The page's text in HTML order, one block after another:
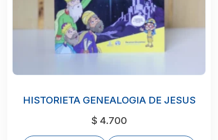
HISTORIETA GENEALOGIA DE JESUS
$ 4.700